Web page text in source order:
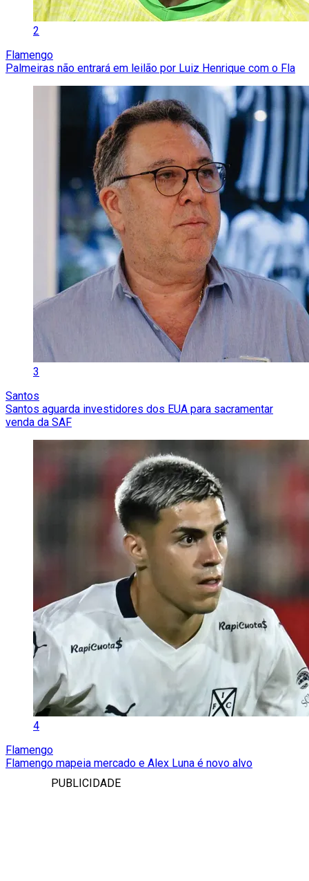
2
Flamengo
Palmeiras não entrará em leilão por Luiz Henrique com o Fla
3
Santos
Santos aguarda investidores dos EUA para sacramentar
venda da SAF
4
Flamengo
Flamengo mapeia mercado e Alex Luna é novo alvo
PUBLICIDADE